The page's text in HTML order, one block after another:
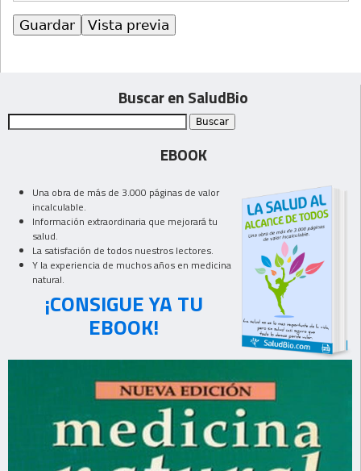
Buscar en SaludBio
EBOOK
Una obra de más de 3.000 páginas de valor
incalculable.
Información extraordinaria que mejorará tu
salud.
La satisfación de todos nuestros lectores.
Y la experiencia de muchos años en medicina
natural.
¡CONSIGUE YA TU
EBOOK!